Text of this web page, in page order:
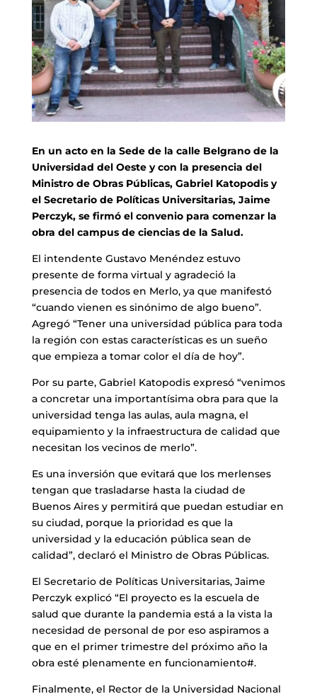
En un acto en la Sede de la calle Belgrano de la
Universidad del Oeste y con la presencia del
Ministro de Obras Públicas, Gabriel Katopodis y
el Secretario de Políticas Universitarias, Jaime
Perczyk, se firmó el convenio para comenzar la
obra del campus de ciencias de la Salud.
El intendente Gustavo Menéndez estuvo
presente de forma virtual y agradeció la
presencia de todos en Merlo, ya que manifestó
“cuando vienen es sinónimo de algo bueno”.
Agregó “Tener una universidad pública para toda
la región con estas características es un sueño
que empieza a tomar color el día de hoy”.
Por su parte, Gabriel Katopodis expresó “venimos
a concretar una importantísima obra para que la
universidad tenga las aulas, aula magna, el
equipamiento y la infraestructura de calidad que
necesitan los vecinos de merlo”.
Es una inversión que evitará que los merlenses
tengan que trasladarse hasta la ciudad de
Buenos Aires y permitirá que puedan estudiar en
su ciudad, porque la prioridad es que la
universidad y la educación pública sean de
calidad”, declaró el Ministro de Obras Públicas.
El Secretario de Políticas Universitarias, Jaime
Perczyk explicó “El proyecto es la escuela de
salud que durante la pandemia está a la vista la
necesidad de personal de por eso aspiramos a
que en el primer trimestre del próximo año la
obra esté plenamente en funcionamiento#.
Finalmente, el Rector de la Universidad Nacional